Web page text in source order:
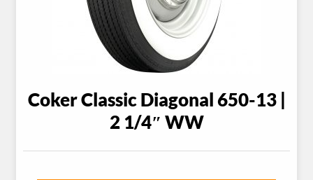
Coker Classic Diagonal 650-13 |
2 1/4″ WW